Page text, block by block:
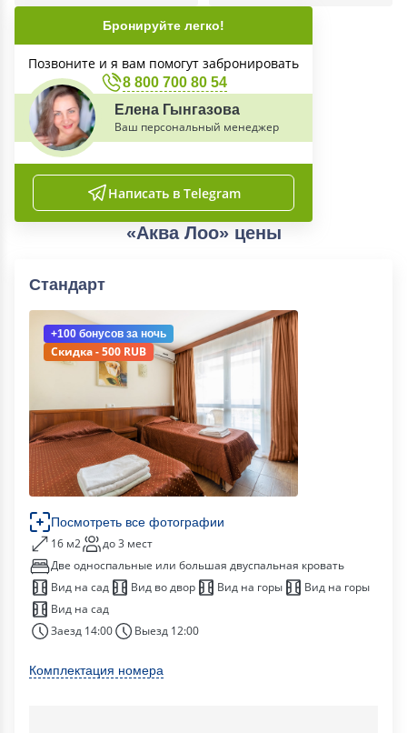
Бронируйте легко!
Позвоните и я вам помогут забронировать
8 800 700 80 54
Елена Гынгазова
Ваш персональный менеджер
Написать в Telegram
«Аква Лоо» цены
Стандарт
+100 бонусов за ночь
Скидка - 500 RUB
Посмотреть все фотографии
16 м2
до 3 мест
Две односпальные или большая двуспальная кровать
Вид на сад
Вид во двор Вид на горы
Вид на горы
Вид на сад
Заезд 14:00
Выезд 12:00
Комплектация номера